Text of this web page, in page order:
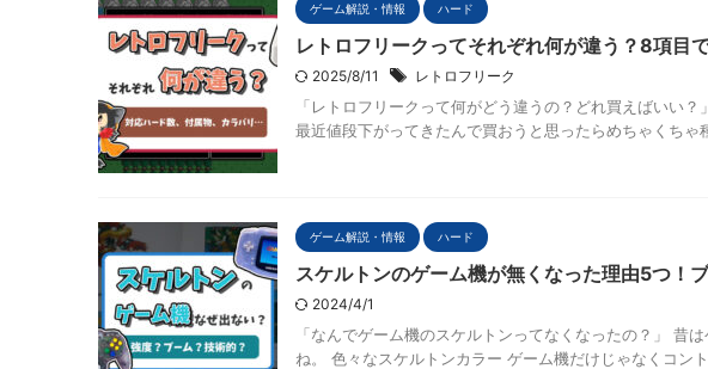
ゲーム解説・情報 ハード
レトロフリークってそれぞれ何が違う？8項目
2025/8/11 レトロフリーク
「レトロフリークって何がどう違うの？どれ買えばいい
最近値段下がってきたんで買おうと思ったらめちゃくち
ゲーム解説・情報 ハード
スケルトンのゲーム機が無くなった理由5つ！
2024/4/1
「なんでゲーム機のスケルトンってなくなったの？」 昔
ね。 色々なスケルトンカラー ゲーム機だけじゃなくコン